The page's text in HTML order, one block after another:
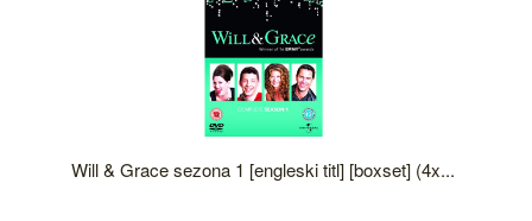
Will & Grace sezona 1 [engleski titl] [boxset] (4x...